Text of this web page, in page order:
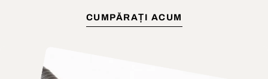
CUMPĂRAȚI ACUM